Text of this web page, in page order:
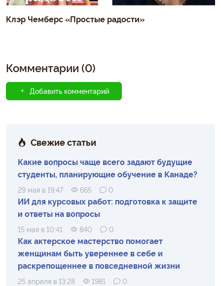
Клэр Чемберс «Простые радости»
Комментарии (0)
Добавить комментарий
Свежие статьи
Какие вопросы чаще всего задают будущие
студенты, планирующие обучение в Канаде?
29 мая в 19:47 665 0
ИИ для курсовых работ: подготовка к защите
и ответы на вопросы
15 мая в 10:41 840 0
Как актерское мастерство помогает
женщинам быть увереннее в себе и
раскрепощеннее в повседневной жизни
25 апреля в 13:28 1981 0